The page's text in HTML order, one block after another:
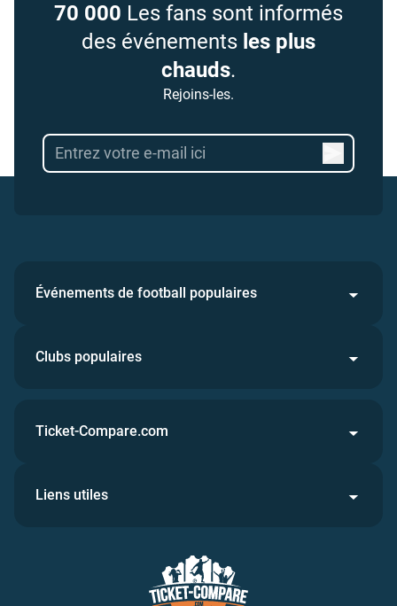
70 000 Les fans sont informés
des événements les plus
chauds.
Rejoins-les.
Événements de football populaires
Clubs populaires
Ticket-Compare.com
Liens utiles